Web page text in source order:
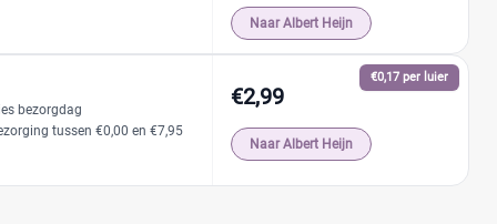
Naar Albert Heijn
bezorgdag
tussen €0,00 en €7,95
€0,17 per luier
€2,99
Naar Albert Heijn